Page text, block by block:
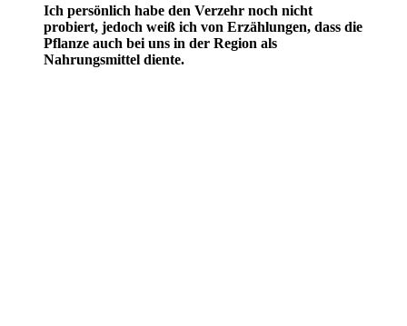
Ich persönlich habe den Verzehr noch nicht
probiert, jedoch weiß ich von Erzählungen, dass die
Pflanze auch bei uns in der Region als
Nahrungsmittel diente.